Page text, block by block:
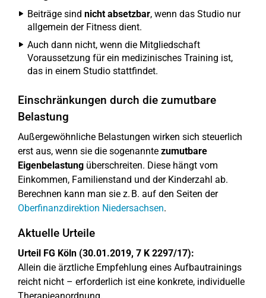
Beiträge sind nicht absetzbar, wenn das Studio nur
allgemein der Fitness dient.
Auch dann nicht, wenn die Mitgliedschaft
Voraussetzung für ein medizinisches Training ist,
das in einem Studio stattfindet.
Einschränkungen durch die zumutbare
Belastung
Außergewöhnliche Belastungen wirken sich steuerlich
erst aus, wenn sie die sogenannte zumutbare
Eigenbelastung überschreiten. Diese hängt vom
Einkommen, Familienstand und der Kinderzahl ab.
Berechnen kann man sie z. B. auf den Seiten der
Oberfinanzdirektion Niedersachsen.
Aktuelle Urteile
Urteil FG Köln (30.01.2019, 7 K 2297/17):
Allein die ärztliche Empfehlung eines Aufbautrainings
reicht nicht – erforderlich ist eine konkrete, individuelle